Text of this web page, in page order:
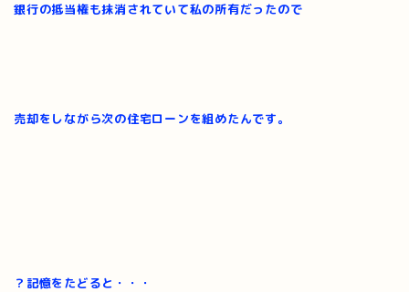
銀行の抵当権も抹消されていて私の所有だったので
売却をしながら次の住宅ローンを組めたんです。
？記憶をたどると・・・